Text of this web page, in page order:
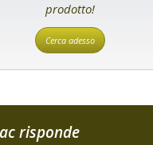
prodotto!
Cerca adesso
risponde